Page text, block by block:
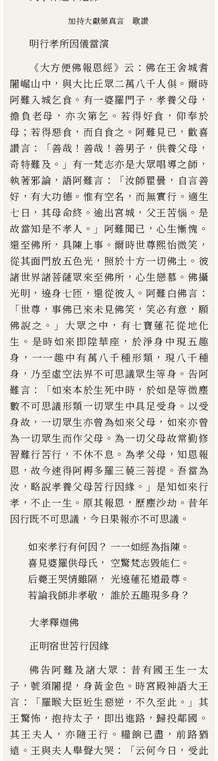
加持大獻藥真言 歌讚
明行孝所因儀當演
《大方便佛報恩經》 云 ： 佛在王舍城耆
闍崛山中 ， 與大比丘眾二萬八千人俱 。 爾時
阿難入城乞食 。 有一婆羅門子 ，孝養父母 ，
擔負老母 ， 亦次第乞 。 若得好食 ， 仰奉於
母 ； 若得惡食 ， 而自食之 。 阿難 見已 ， 歡喜
讚言 ：「善哉 ！ 善哉 ！ 善男子 ， 供養父母 ，
奇特難及 。」 有一梵志亦是大眾唱導之師 ，
執著邪論 ， 語阿難言 ：「汝師瞿曇 ， 自言善
好 ， 有大功德 。 惟有空名 ， 而無實行 。 適生
七日 ， 其母命終 。 逾出宮城 ， 父王苦惱 。 是
故當知是不孝人 。」 阿難聞已 ， 心生慚愧 。
還至佛所 ， 具陳上事 。爾時世尊熙怡微笑 ，
從其面門放五色光 ， 照於十方一切佛土 。 彼
諸世界諸菩薩眾來至佛所 ， 心生戀慕 。 佛攝
光明 ， 遶身七匝 ， 還從彼入 。 阿難白佛言 ：
「世尊 ，事佛已來未見佛笑 ， 笑必有意 ， 願
佛說之 。」 大眾之中 ， 有七寶蓮花從地化
生 。 是時如來即陞華座 ， 於淨身 中現五趣
身 ， 一一趣中有萬八千種形類 ， 現八千種
身 ， 乃至虛空法界不可思議眾生等身 。 告阿
難言 ： 「如來本於生死中時 ， 於如是等微塵
數不可思議形類一切眾生中具足受身 。 以受
身故 ， 一切眾生亦曾為如來父母 ， 如來亦曾
為一切眾生而作父母 。 為一切父母故常勤修
習難行苦行 ，不休不息 。 為孝父母 ，知恩報
恩 ，故今速得阿耨多羅三藐三菩提 。 吾當為
汝 ， 略說孝養父母苦行因緣 。」 是知如來行
孝 ，不 止一生 。 原其報恩 ， 歷塵沙劫 。 昔年
因行既不可思議 ， 今日果報亦不可思議 。
如來孝行有何因 ？ 一一如經為指陳 。
喜見婆羅供母氏 ， 空驚梵志毀能仁 。
后薨王哭情雖隔 ， 光遶蓮花道最尊 。
若論我師非孝敬 ， 誰於五趣現多身 ？
大孝釋迦佛
正明宿世苦行因緣
佛告阿難及諸大眾 ： 昔有國王生一太
子 ，號須闍提 ， 身黃金色 。 時宮殿神語大王
言 ：「羅睺大臣近生惡逆 ，不久至此 。」 其
王驚怖 ，抱持太子 ， 即出進路 ， 歸投鄰國 。
其王夫人 ， 亦隨王行 。 糧餉已盡 ， 前路猶
遠 。 王與夫人舉聲大哭 ：「云何今日 ， 受此